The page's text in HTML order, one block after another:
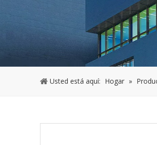
Usted está aquí: Hogar »